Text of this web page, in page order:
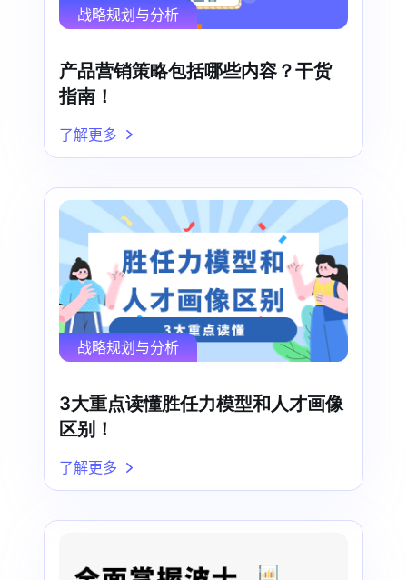
战略规划与分析
产品营销策略包括哪些内容？干货
指南！
了解更多
战略规划与分析
3大重点读懂胜任力模型和人才画像
区别！
了解更多